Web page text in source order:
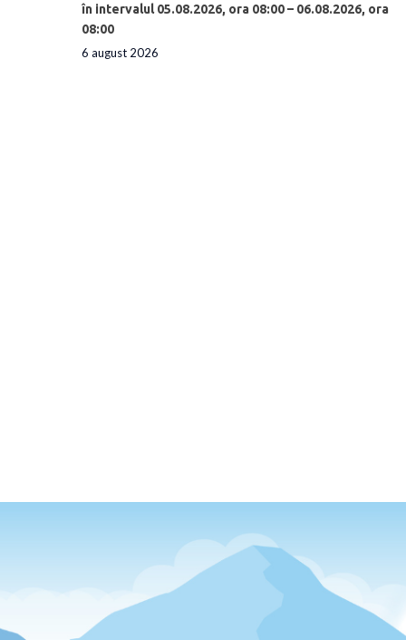
în intervalul 05.08.2026, ora 08:00 – 06.08.2026, ora
08:00
6 august 2026